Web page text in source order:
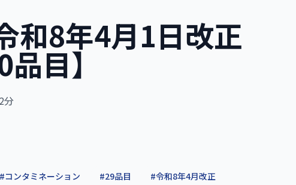
和8年4月1日改正
目】
分
#コンタミネーション #29品目 #令和8年4月改正